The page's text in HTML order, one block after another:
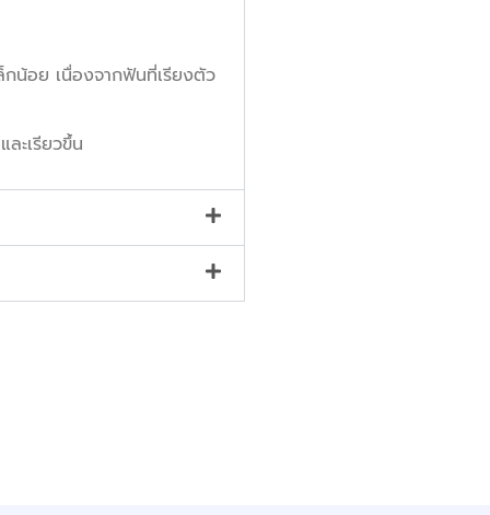
กน้อย เนื่องจากฟันที่เรียงตัว
ะเรียวขึ้น